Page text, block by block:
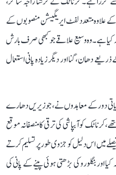
کے علاوہ متعدد لفٹ ایریگیشن منصوبوں کے
ہے۔ وہ وسیع علاقے جو کبھی صرف بارش
دھان، گنا اور دیگر زیادہ پانی استعمال
دور کے معاہدوں نے، جو زیریں دھارے
کو آبپاشی کی ترقی کا منصفانہ موقع
سپریم کورٹ نے 2018 کے فیصلے میں اس دلیل کو جزوی طور پر تسلیم کرتے
بنگلورو کی بڑھتی ہوئی پینے کے پانی کی